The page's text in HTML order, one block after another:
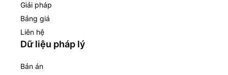
Giải pháp
Bảng giá
Liên hệ
Dữ liệu pháp lý
Bản án